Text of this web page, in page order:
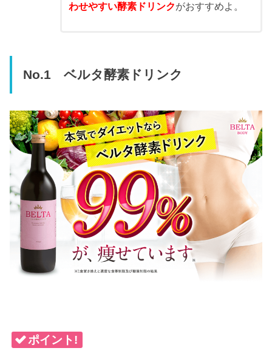
わせやすい酵素ドリンクがおすすめよ。
No.1 ベルタ酵素ドリンク
ポイント!